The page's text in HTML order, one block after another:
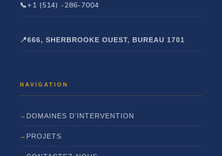
+1 (514) -286-7004
666, SHERBROOKE OUEST, BUREAU 1701
DOMAINES D’INTERVENTION
PROJETS